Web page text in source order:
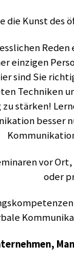
die Kunst
einzigen
sind Sie
Techniken
stärken!
besser
vor
oder